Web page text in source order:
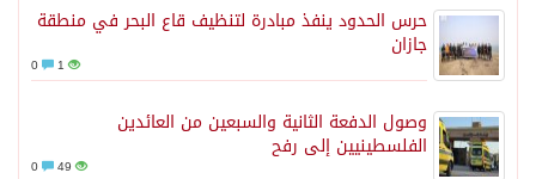
حرس الحدود ينفذ مبادرة لتنظيف قاع البحر في منطقة
جازان
1
وصول الدفعة الثانية والسبعين من العائدين
الفلسطينيين إلى رفح
49